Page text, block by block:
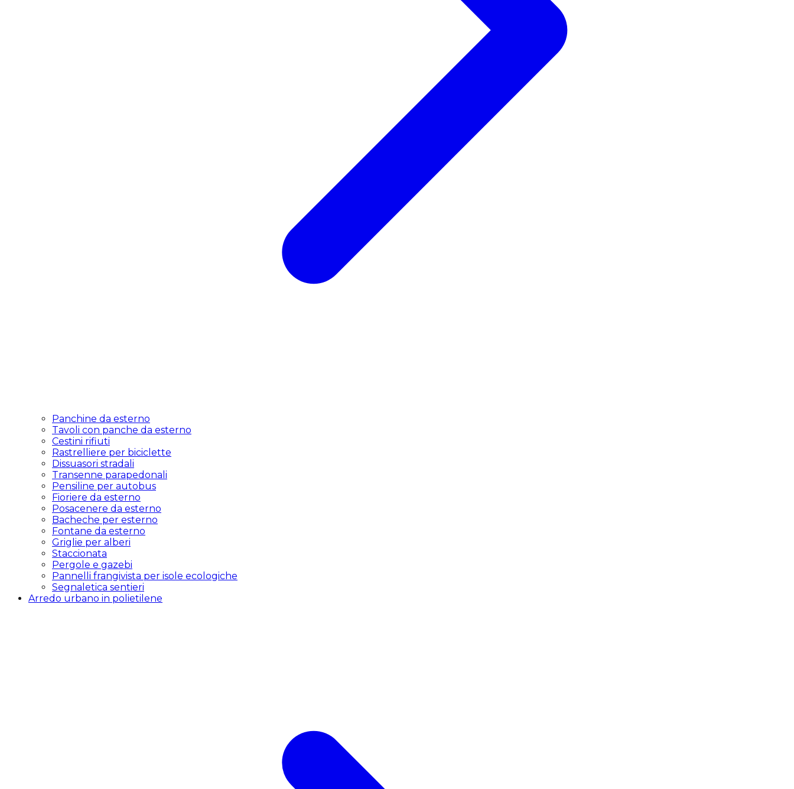
Panchine da esterno
Tavoli con panche da esterno
Cestini rifiuti
Rastrelliere per biciclette
Dissuasori stradali
Transenne parapedonali
Pensiline per autobus
Fioriere da esterno
Posacenere da esterno
Bacheche per esterno
Fontane da esterno
Griglie per alberi
Staccionata
Pergole e gazebi
Pannelli frangivista per isole ecologiche
Segnaletica sentieri
Arredo urbano in polietilene